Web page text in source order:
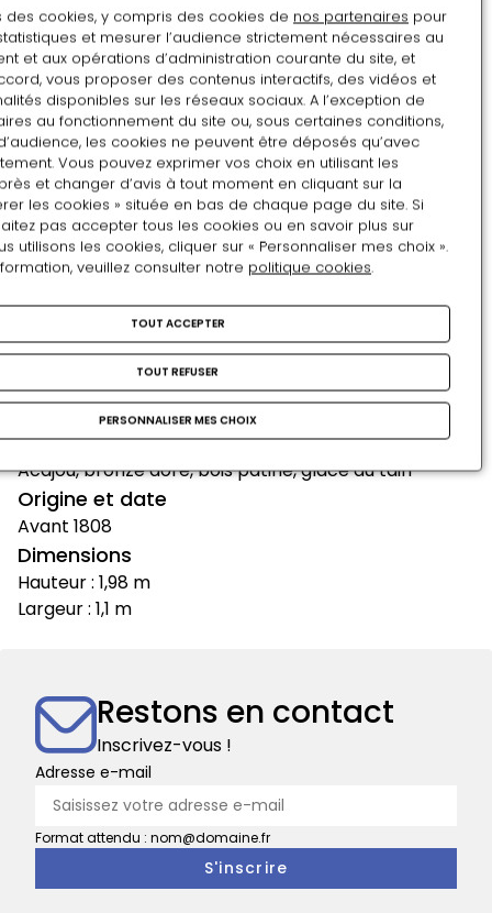
est orné de deux sphinges en bois sculpté, peintes
de façon à imiter la patine du bronze antique. Elles
supportent deux carquois an acajou terminés de
flèches en bronze doré et complétés de bras de
lumière que devait refléter le miroir. Dans la partie
inférieure, de fins rinceaux dorés prolongent deux
cornes d’abondance qui forment comme une queue
aux deux sphinges. Ces motifs inspirés de la nature
s’harmonisent avec les boiseries richement
sculptées du XVIIIe siècle toujours conservées dans
la pièce. Outre ce meuble remarquable, l’ébéniste
Marcion fournit une commode, un somno et les
sièges en bois doré de cette chambre à coucher au
décor particulièrement luxueux.
Artistes
Pierre-Benoît Marcion (1769-1840)
Matières et techniques
Acajou, bronze doré, bois patiné, glace au tain
Origine et date
Avant 1808
Dimensions
Hauteur : 1,98 m
Largeur : 1,1 m
Restons en contact
Inscrivez-vous !
Adresse e-mail
Format attendu : nom@domaine.fr
des cookies, y compris des cookies de nos partenaires pour
et mesurer l’audience strictement nécessaires au
et aux opérations d’administration courante du site, et
vous proposer des contenus interactifs, des vidéos et
disponibles sur les réseaux sociaux. A l’exception de
au fonctionnement du site ou, sous certaines conditions,
les cookies ne peuvent être déposés qu’avec
Vous pouvez exprimer vos choix en utilisant les
et changer d’avis à tout moment en cliquant sur la
les cookies » située en bas de chaque page du site. Si
pas accepter tous les cookies ou en savoir plus sur
utilisons les cookies, cliquer sur « Personnaliser mes choix ».
veuillez consulter notre politique cookies.
TOUT ACCEPTER
TOUT REFUSER
PERSONNALISER MES CHOIX